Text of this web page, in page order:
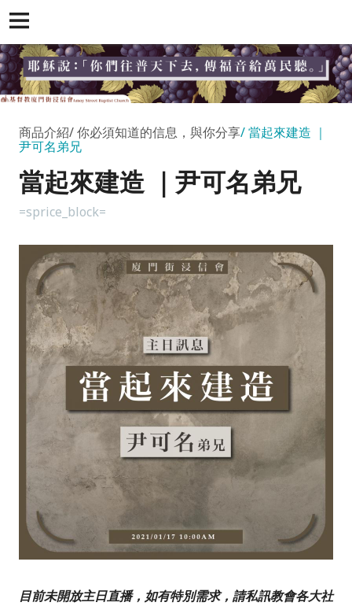
商品介紹 你必須知道的信息，與你分享 當起來建造 ｜
尹可名弟兄
當起來建造 ｜尹可名弟兄
=sprice_block=
目前未開放主日直播，如有特別需求，請私訊教會各大社